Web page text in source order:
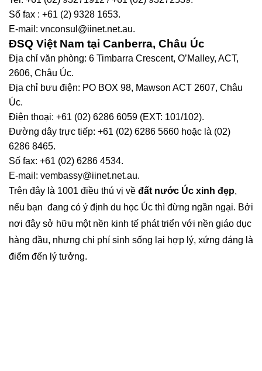
Số fax : +61 (2) 9328 1653.
E-mail: vnconsul@iinet.net.au.
ĐSQ Việt Nam tại Canberra, Châu Úc
Địa chỉ văn phòng: 6 Timbarra Crescent, O’Malley, ACT,
2606, Châu Úc.
Địa chỉ bưu điện: PO BOX 98, Mawson ACT 2607, Châu
Úc.
Điện thoại: +61 (02) 6286 6059 (EXT: 101/102).
Đường dây trực tiếp: +61 (02) 6286 5660 hoặc là (02)
6286 8465.
Số fax: +61 (02) 6286 4534.
E-mail: vembassy@iinet.net.au.
Trên đây là 1001 điều thú vị về đất nước Úc xinh đẹp,
nếu bạn đang có ý định du học Úc thì đừng ngần ngại. Bởi
nơi đây sở hữu một nền kinh tế phát triển với nền giáo dục
hàng đầu, nhưng chi phí sinh sống lại hợp lý, xứng đáng là
điểm đến lý tưởng.